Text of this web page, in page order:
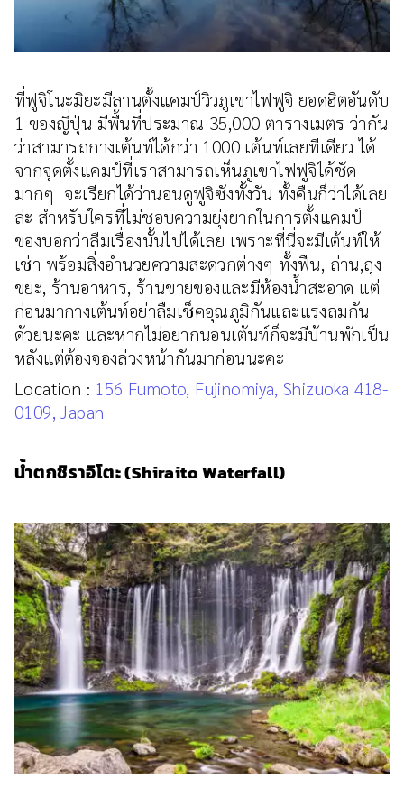
ที่ฟูจิโนะมิยะมีลานตั้งแคมป์วิวภูเขาไฟฟูจิ ยอดฮิตอันดับ
1 ของญี่ปุ่น มีพื้นที่ประมาณ 35,000 ตารางเมตร ว่ากัน
ว่าสามารถกางเต้นท์ได้กว่า 1000 เต้นท์เลยทีเดียว ได้
จากจุดตั้งแคมป์ที่เราสามารถเห็นภูเขาไฟฟูจิได้ชัด
มากๆ จะเรียกได้ว่านอนดูฟูจิซังทั้งวัน ทั้งคืนก็ว่าได้เลย
ล่ะ สำหรับใครที่ไม่ชอบความยุ่งยากในการตั้งแคมป์
ของบอกว่าลืมเรื่องนั้นไปได้เลย เพราะที่นี่จะมีเต้นท์ให้
เช่า พร้อมสิ่งอำนวยความสะดวกต่างๆ ทั้งฟืน, ถ่าน,ถุง
ขยะ, ร้านอาหาร, ร้านขายของและมีห้องน้ำสะอาด แต่
ก่อนมากางเต้นท์อย่าลืมเช็คอุณภูมิกันและแรงลมกัน
ด้วยนะคะ และหากไม่อยากนอนเต้นท์ก็จะมีบ้านพักเป็น
หลังแต่ต้องจองล่วงหน้ากันมาก่อนนะคะ
Location : 156 Fumoto, Fujinomiya, Shizuoka 418-
0109, Japan
น้ำตกชิราอิโตะ (Shiraito Waterfall)